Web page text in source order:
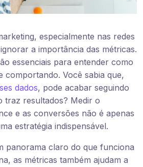
especialmente nas redes
a importância das métricas.
essenciais para entender como
comportando. Você sabia que,
dados, pode acabar seguindo
traz resultados? Medir o
e as conversões não é apenas
estratégia indispensável.
panorama claro do que funciona
as métricas também ajudam a